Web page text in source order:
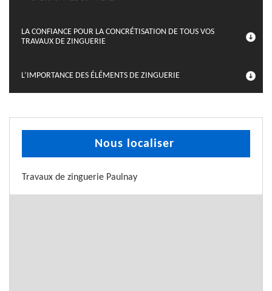
LA CONFIANCE POUR LA CONCRÉTISATION DE TOUS VOS
TRAVAUX DE ZINGUERIE
L’IMPORTANCE DES ÉLÉMENTS DE ZINGUERIE
Nous localiser
Travaux de zinguerie Paulnay